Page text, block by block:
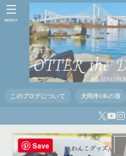
このブログについて 犬同伴OKの宿
MENU
Save